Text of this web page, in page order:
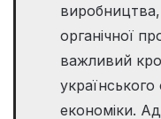
виробництва,
органічної
важливий
українського
економіки.